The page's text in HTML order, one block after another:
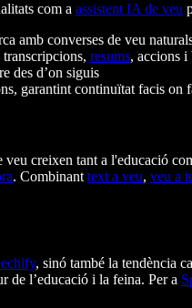
com a assistent IA de veu
amb converses de veu
resums, accions i
des d’on siguis
garantint continuïtat facis on
creixen tant a l'educació
. Combinant text a veu, veu a
, sinó també la tendència
de l’educació i la feina. Per a